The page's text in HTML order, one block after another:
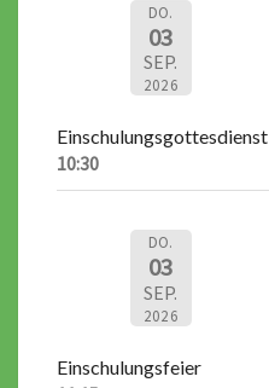
DO.
03
SEP.
2026
Einschulungsgottesdienst
10:30
DO.
03
SEP.
2026
Einschulungsfeier